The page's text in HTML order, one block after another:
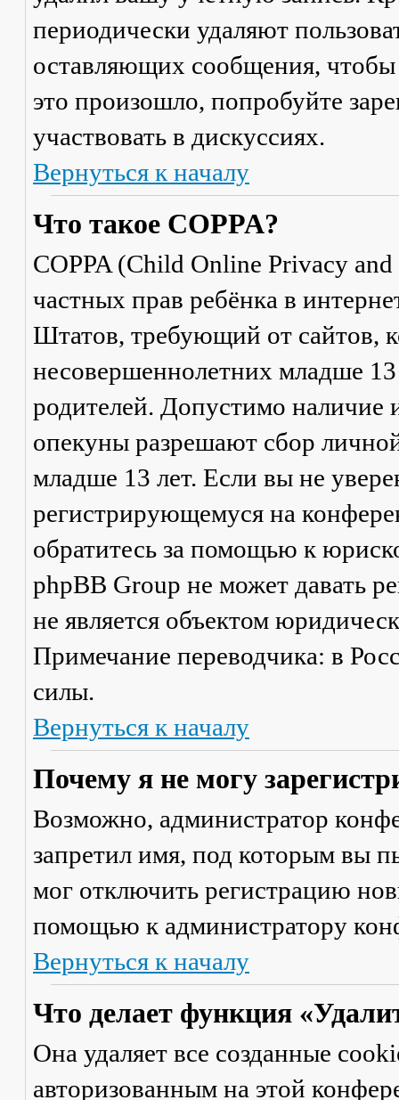
периодически удаляют
оставляющих сообщения,
это произошло, попробуйте
участвовать в дискуссиях.
Вернуться к началу
Что такое COPPA?
COPPA (Child Online Privacy
частных прав ребёнка в
Штатов, требующий от сайтов,
несовершеннолетних младше 13
родителей. Допустимо наличие
опекуны разрешают сбор
младше 13 лет. Если вы не
регистрирующемуся на
обратитесь за помощью к
phpBB Group не может давать
не является объектом
Примечание переводчика: в
силы.
Вернуться к началу
Почему я не могу
Возможно, администратор
запретил имя, под которым вы
мог отключить регистрацию
помощью к администратору
Вернуться к началу
Что делает функция
Она удаляет все созданные
авторизованным на этой